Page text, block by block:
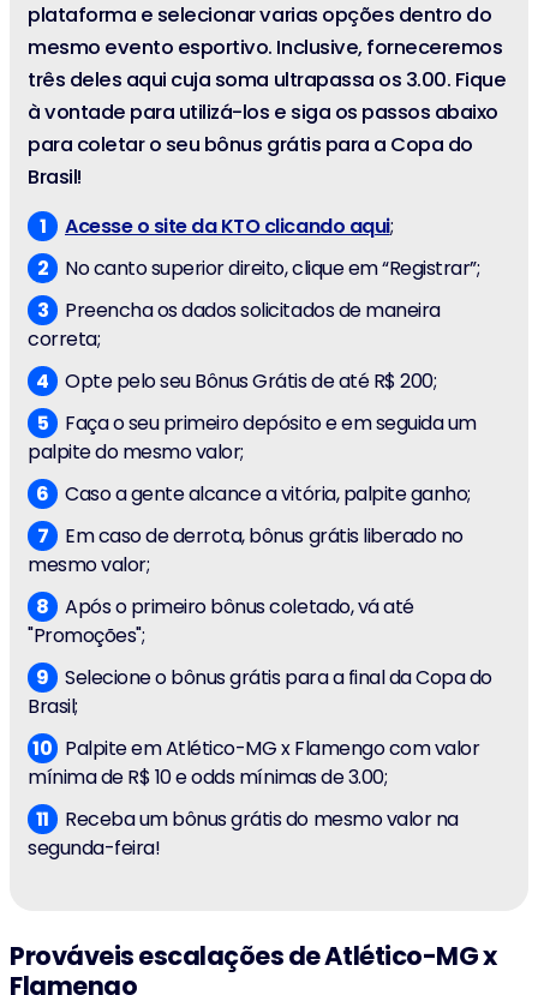
plataforma e selecionar varias opções dentro do
mesmo evento esportivo. Inclusive, forneceremos
três deles aqui cuja soma ultrapassa os 3.00. Fique
à vontade para utilizá-los e siga os passos abaixo
para coletar o seu bônus grátis para a Copa do
Brasil!
Acesse o site da KTO clicando aqui;
No canto superior direito, clique em “Registrar”;
Preencha os dados solicitados de maneira
correta;
Opte pelo seu Bônus Grátis de até R$ 200;
Faça o seu primeiro depósito e em seguida um
palpite do mesmo valor;
Caso a gente alcance a vitória, palpite ganho;
Em caso de derrota, bônus grátis liberado no
mesmo valor;
Após o primeiro bônus coletado, vá até
"Promoções";
Selecione o bônus grátis para a final da Copa do
Brasil;
Palpite em Atlético-MG x Flamengo com valor
mínima de R$ 10 e odds mínimas de 3.00;
Receba um bônus grátis do mesmo valor na
segunda-feira!
Prováveis escalações de Atlético-MG x
Flamengo